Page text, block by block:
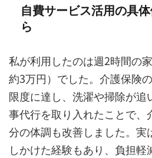
自費サービス活用の具
ら
私が利用したのは週2時間の
約3万円）でした。介護保険
限度に達し、洗濯や掃除が追
事代行を取り入れたことで、
分の体調も改善しました。実
しかけた経験もあり、負担